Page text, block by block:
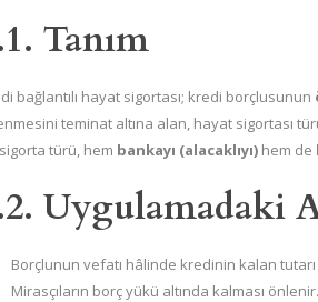
Tanım
bağlantılı hayat sigortası; kredi borçlusunun
teminat altına alan, hayat sigortası
türü, hem bankayı (alacaklıyı) hem de
Uygulamadaki
Borçlunun vefatı hâlinde kredinin kalan
Mirasçıların borç yükü altında kalması önlenir.